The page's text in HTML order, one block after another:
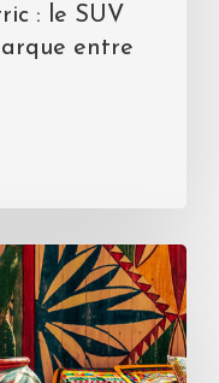
: le SUV
entre